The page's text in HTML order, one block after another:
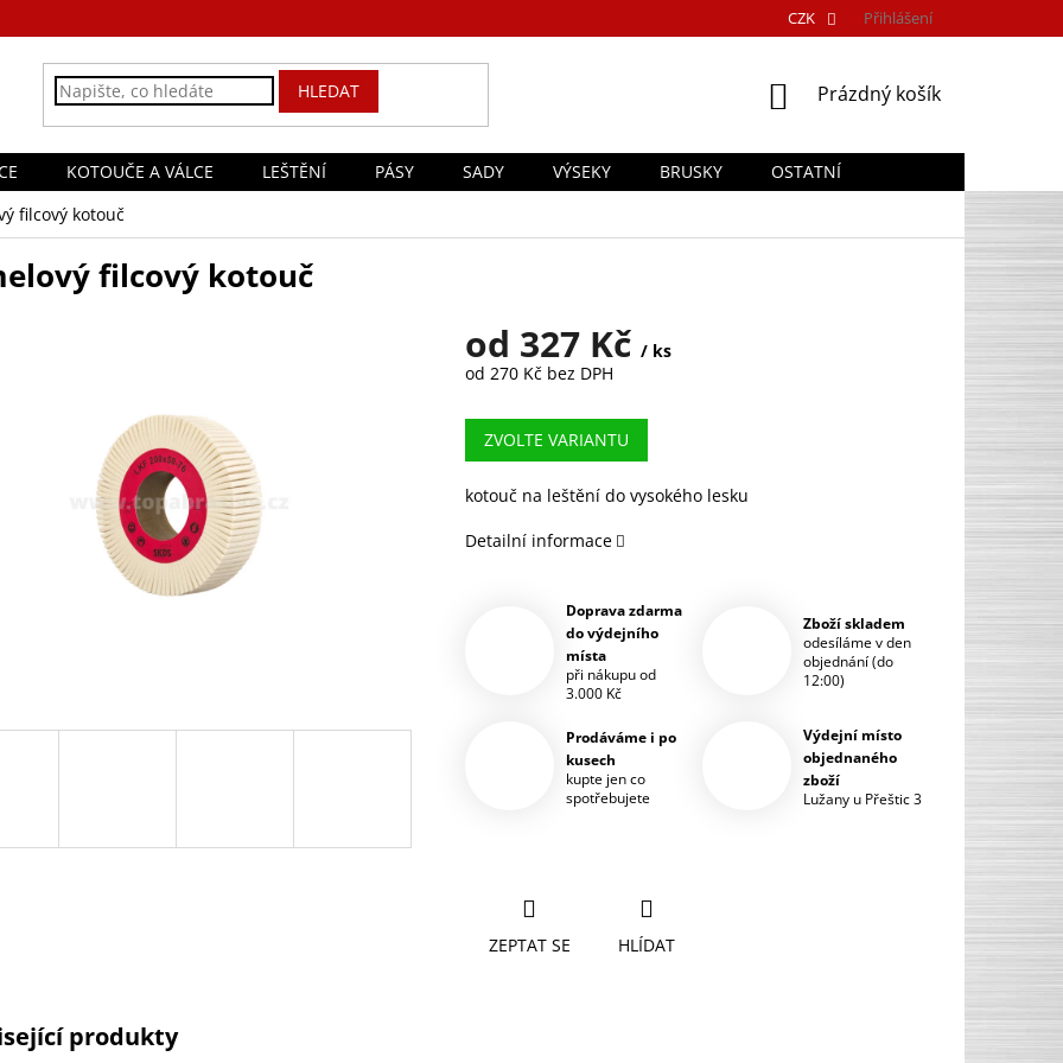
CZK Přihlášení
HLEDAT
NÁKUPNÍ
Prázdný košík
KOTOUČE A VÁLCE LEŠTĚNÍ PÁSY SADY VÝSEKY BRUSKY
OSTATNÍ
filcový kotouč
filcový kotouč
od 327 Kč / ks
od 270 Kčbez DPH
cena:
ZVOLTE VARIANTU
kotouč na leštění do vysokého lesku
Detailní informace
Doprava zdarma
do výdejního
místa
při nákupu od
3.000 Kč
Zboží skladem
odesíláme v den
objednání (do
12:00)
Prodáváme i po
kusech
kupte jen co
spotřebujete
Výdejní místo
objednaného
zboží
Lužany u Přeštic 3
ZEPTAT SE HLÍDAT
produkty